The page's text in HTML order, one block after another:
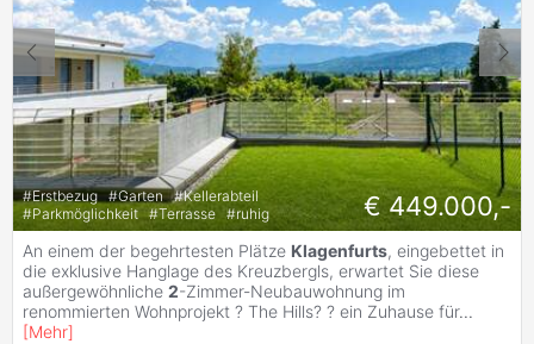
#Erstbezug #Garten #Kellerabteil
#Parkmöglichkeit #Terrasse #ruhig € 449.000,-
An einem der begehrtesten Plätze Klagenfurts, eingebettet in
die exklusive Hanglage des Kreuzbergls, erwartet Sie diese
außergewöhnliche 2-Zimmer-Neubauwohnung im
renommierten Wohnprojekt ? The Hills? ? ein Zuhause für...
[Mehr]